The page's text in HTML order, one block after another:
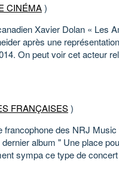
CINÉMA)
Xavier Dolan « Les
après une
On peut voir cet acteur
FRANÇAISES)
francophone des NRJ
album " Une place
sympa ce type de